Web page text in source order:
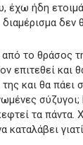
έχω ήδη
δεν
το θράσος
επιτεθεί και
και θα πάει
τα πάντα.
καταλάβει